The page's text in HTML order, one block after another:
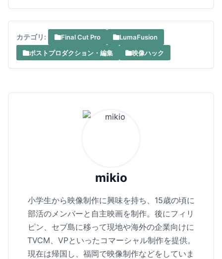
カテゴリ: Final Cut Pro
LumaFusion
ポストプロダクション・編集
映像ハック
mikio
小学生から映像制作に興味を持ち、15歳の頃に
部活のメンバーと自主映画を制作。後にフィリ
ピン、セブ島に移って現地や海外の企業向けに
TVCM、VPといったコマーシャル制作を提供。
現在は帰国し、福岡で映像制作などをしていま